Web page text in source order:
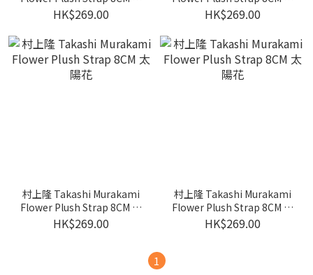
陽花
HK$269.00
陽花
HK$269.00
村上隆 Takashi Murakami
Flower Plush Strap 8CM 太
陽花
HK$269.00
村上隆 Takashi Murakami
Flower Plush Strap 8CM 太
陽花
HK$269.00
1